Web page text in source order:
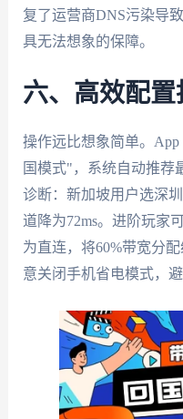
复了运营商DNS污染导
具无法想象的保障。
六、高效配置
操作远比想象简单。App
国模式"，系统自动推荐
诊断：新加坡用户选深
道降为72ms。进阶玩家
为直连，将60%带宽分
意关闭手机省电模式，